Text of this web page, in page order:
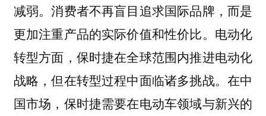
减弱。消费者不再盲目追求国际品牌，而是
更加注重产品的实际价值和性价比。电动化
转型方面，保时捷在全球范围内推进电动化
战略，但在转型过程中面临诸多挑战。在中
国市场，保时捷需要在电动车领域与新兴的